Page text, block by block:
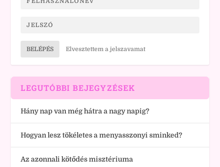
BELÉPÉS Elvesztettem a jelszavamat
LEGUTÓBBI BEJEGYZÉSEK
Hány nap van még hátra a nagy napig?
Hogyan lesz tökéletes a menyasszonyi sminked?
Az azonnali kötődés misztériuma